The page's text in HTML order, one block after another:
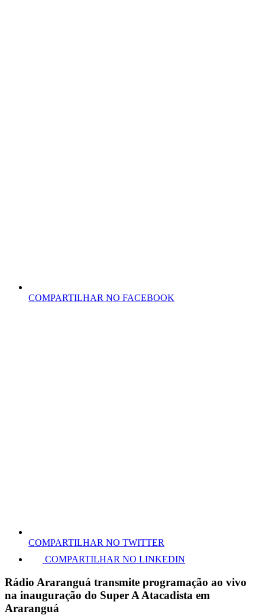
COMPARTILHAR NO FACEBOOK
COMPARTILHAR NO TWITTER
COMPARTILHAR NO LINKEDIN
Rádio Araranguá transmite programação ao vivo
na inauguração do Super A Atacadista em
Araranguá